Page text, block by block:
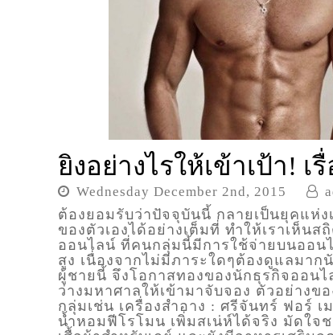
ยิงอย่างไรให้เข้าเป้า!
Wednesday December 2nd, 2015
ต้องยอมรับว่าปัจจุบันนี้ กลายเป็นยุคแห่
ของตัวเองได้อย่างเต็มที่ ทำให้เราเห็น
ออนไลน์ ที่คนกลุ่มนี้มีการใช้จ่ายบนออน
สูง เนื่องจากไม่มีภาระใดๆต้องดูแลมา
ผู้ชายนี้ จึงโอกาสทองของนักธุรกิจออน
ว่างมหาศาลให้เข้ามาจับจอง ตัวอย่าง
กลุ่มเช่น เครื่องสำอาง : ศรีจันทร์ ฟอร์ เ
น้ำหอมฟีโรโมน เพิ่มสเน่ห์ได้จริง มัดใจ